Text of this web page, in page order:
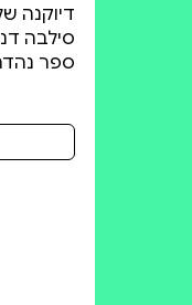
דיוקנה
סילבה
ספר